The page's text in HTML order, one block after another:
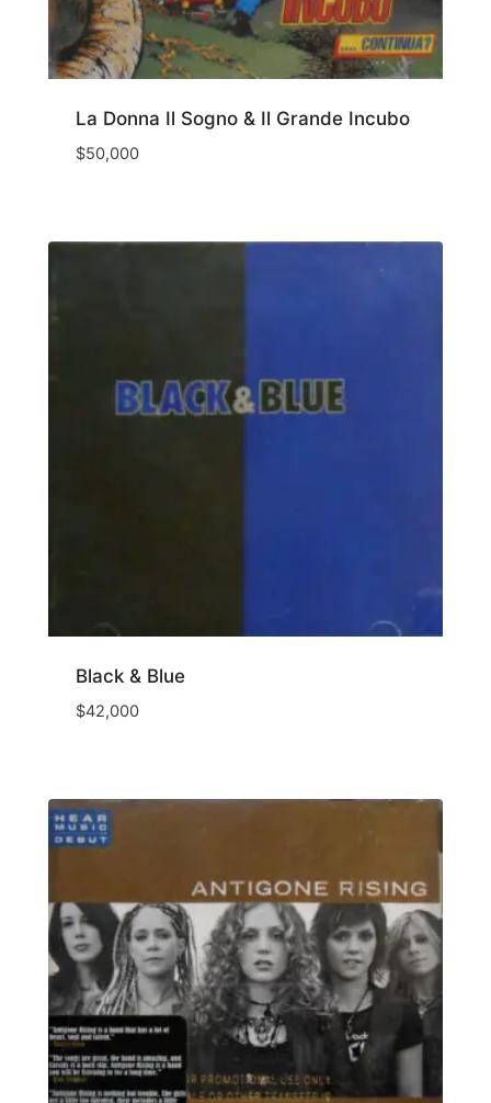
La Donna Il Sogno & Il Grande Incubo
$50,000
Black & Blue
$42,000